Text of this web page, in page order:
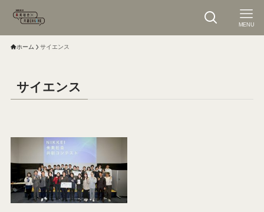
MENU
ホーム サイエンス
サイエンス